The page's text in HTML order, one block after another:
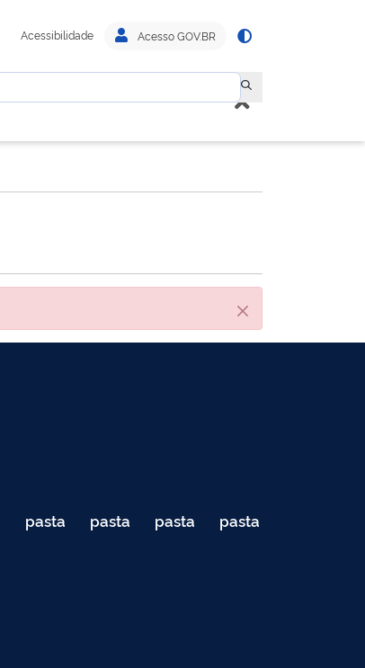
Acessibilidade Acesso GOV.BR
Fechar
pasta
de
pasta
de
pasta
de
pasta
de